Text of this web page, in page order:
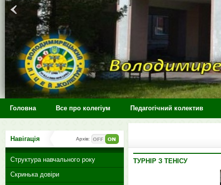
Головна Все про колегіум Педагогічний колектив
ТУРНІР З ТЕНІСУ
Навігація Архів:
Структура навчального року
Скринька довіри